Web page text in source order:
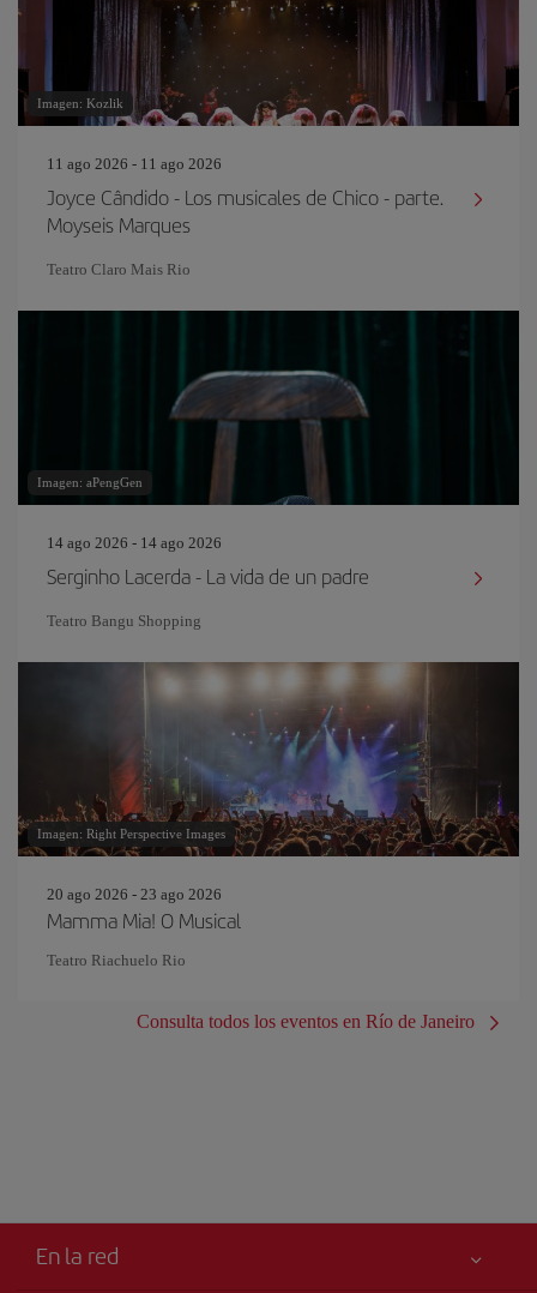
Imagen: Kozlik
11 ago 2026 - 11 ago 2026
Joyce Cândido - Los musicales de Chico - parte.
Moyseis Marques
Teatro Claro Mais Rio
Imagen: aPengGen
14 ago 2026 - 14 ago 2026
Serginho Lacerda - La vida de un padre
Teatro Bangu Shopping
Imagen: Right Perspective Images
20 ago 2026 - 23 ago 2026
Mamma Mia! O Musical
Teatro Riachuelo Rio
Consulta todos los eventos en Río de Janeiro
En la red